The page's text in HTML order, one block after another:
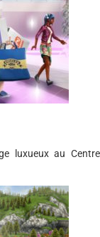
luxueux au Centre